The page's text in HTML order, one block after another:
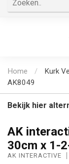
Home /
Kurk
AK8049
Bekijk hier
AK
30cm x 1-
AK INTERACTIVE